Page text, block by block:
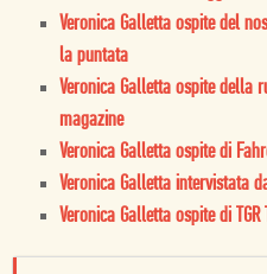
Veronica Galletta ospite del
la puntata
Veronica Galletta ospite della
magazine
Veronica Galletta ospite di
Veronica Galletta intervistata
Veronica Galletta ospite di